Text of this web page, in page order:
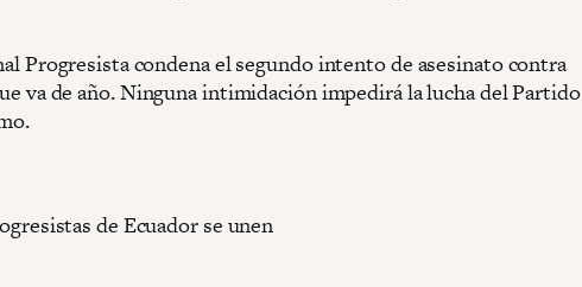
Progresista condena el segundo intento de asesinato contra
va de año. Ninguna intimidación impedirá la lucha del Partido
de Ecuador se unen